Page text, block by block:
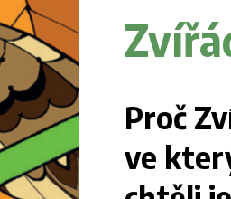
Proč
ve